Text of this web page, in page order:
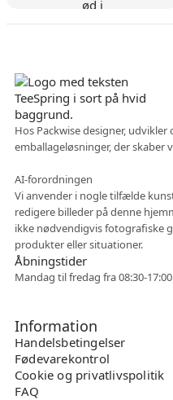
Hos Packwise designer,
emballageløsninger, der skaber
AI-forordningen
Vi anvender i nogle tilfælde
redigere billeder på denne
ikke nødvendigvis fotografiske
produkter eller situationer.
Åbningstider
Mandag til fredag fra 08:30-17:00
Information
Handelsbetingelser
Fødevarekontrol
Cookie og privatlivspolitik
FAQ